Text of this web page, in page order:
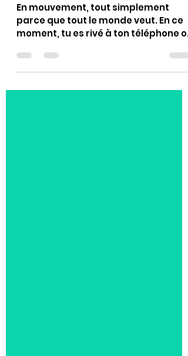
L'événement sera en
mouvement
parce que tout le monde veut. En ce
moment, tu es rivé à ton téléphone ou